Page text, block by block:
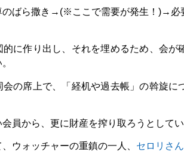
のばら撒き→(※ここで需要が発生！)→必
的に作り出し、それを埋めるため、会が
の席上で、「経机や過去帳」の斡旋に
員から、更に財産を搾り取ろうとして
ウォッチャーの重鎮の一人、 セロリさん